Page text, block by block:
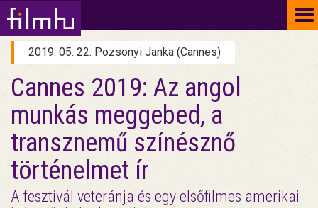
2019. 05. 22. Pozsonyi Janka (Cannes)
Cannes 2019: Az angol
munkás meggebed, a
transznemű színésznő
történelmet ír
A fesztivál veteránja és egy elsőfilmes amerikai